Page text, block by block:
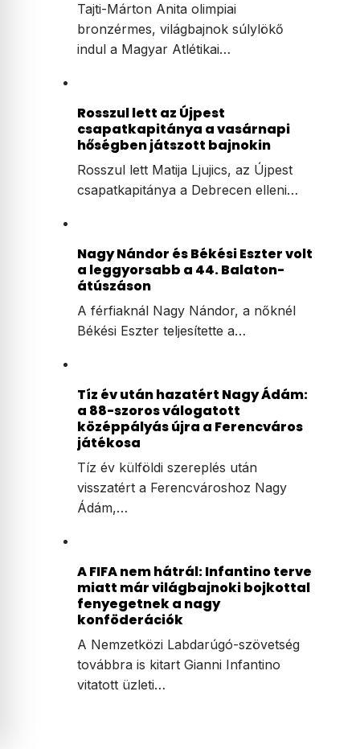
Tajti-Márton Anita olimpiai
bronzérmes, világbajnok súlylökő
indul a Magyar Atlétikai…
Rosszul lett az Újpest
csapatkapitánya a vasárnapi
hőségben játszott bajnokin
Rosszul lett Matija Ljujics, az Újpest
csapatkapitánya a Debrecen elleni…
Nagy Nándor és Békési Eszter volt
a leggyorsabb a 44. Balaton-
átúszáson
A férfiaknál Nagy Nándor, a nőknél
Békési Eszter teljesítette a…
Tíz év után hazatért Nagy Ádám:
a 88-szoros válogatott
középpályás újra a Ferencváros
játékosa
Tíz év külföldi szereplés után
visszatért a Ferencvároshoz Nagy
Ádám,…
A FIFA nem hátrál: Infantino terve
miatt már világbajnoki bojkottal
fenyegetnek a nagy
konföderációk
A Nemzetközi Labdarúgó-szövetség
továbbra is kitart Gianni Infantino
vitatott üzleti…